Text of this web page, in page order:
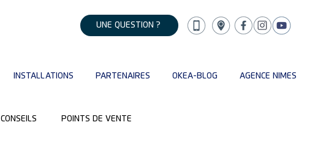
UNE QUESTION ?
INSTALLATIONS PARTENAIRES OKEA-BLOG AGENCE NIMES
CONSEILS POINTS DE VENTE